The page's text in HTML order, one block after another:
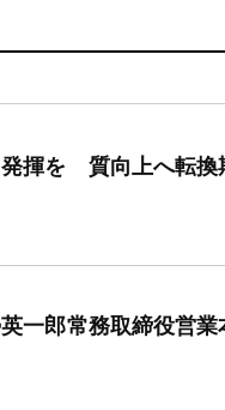
揮を 質向上へ転換
一郎常務取締役営